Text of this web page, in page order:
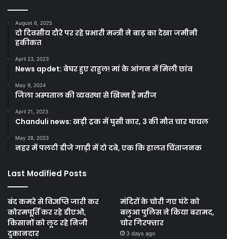
August 6, 2025
दो दिवसीय दौरे पर रहे प्रभारी मन्त्री ने बाढ़ का देखा जमीनी
हकीकत
April 23, 2023
News apdet: बेघर हुए राहुल! मां के आंगन में मिली छांव
May 9, 2024
जिला अस्पताल की व्यवस्था से खिन्न हैं मरीज
April 21, 2023
Chanduli news: खड़ी ट्रक में घुसी कार, 3 की मौत चार घायल
May 28, 2023
नहर में पलटी डीजे गाड़ी में दो दबे, एक कि हालत चिंताजनक
Last Modified Posts
बंद कमरे से विज्ञप्ति जारी कर
कोरमपूर्ति कर रहे डीएओ,
किसानों को लूट रहे निजी
दुकानदार
मंदिरों के चोरी गए घंटे को
बलुआ पुलिस ने किया बरामद,
चोर गिरफ्तार
3 days ago